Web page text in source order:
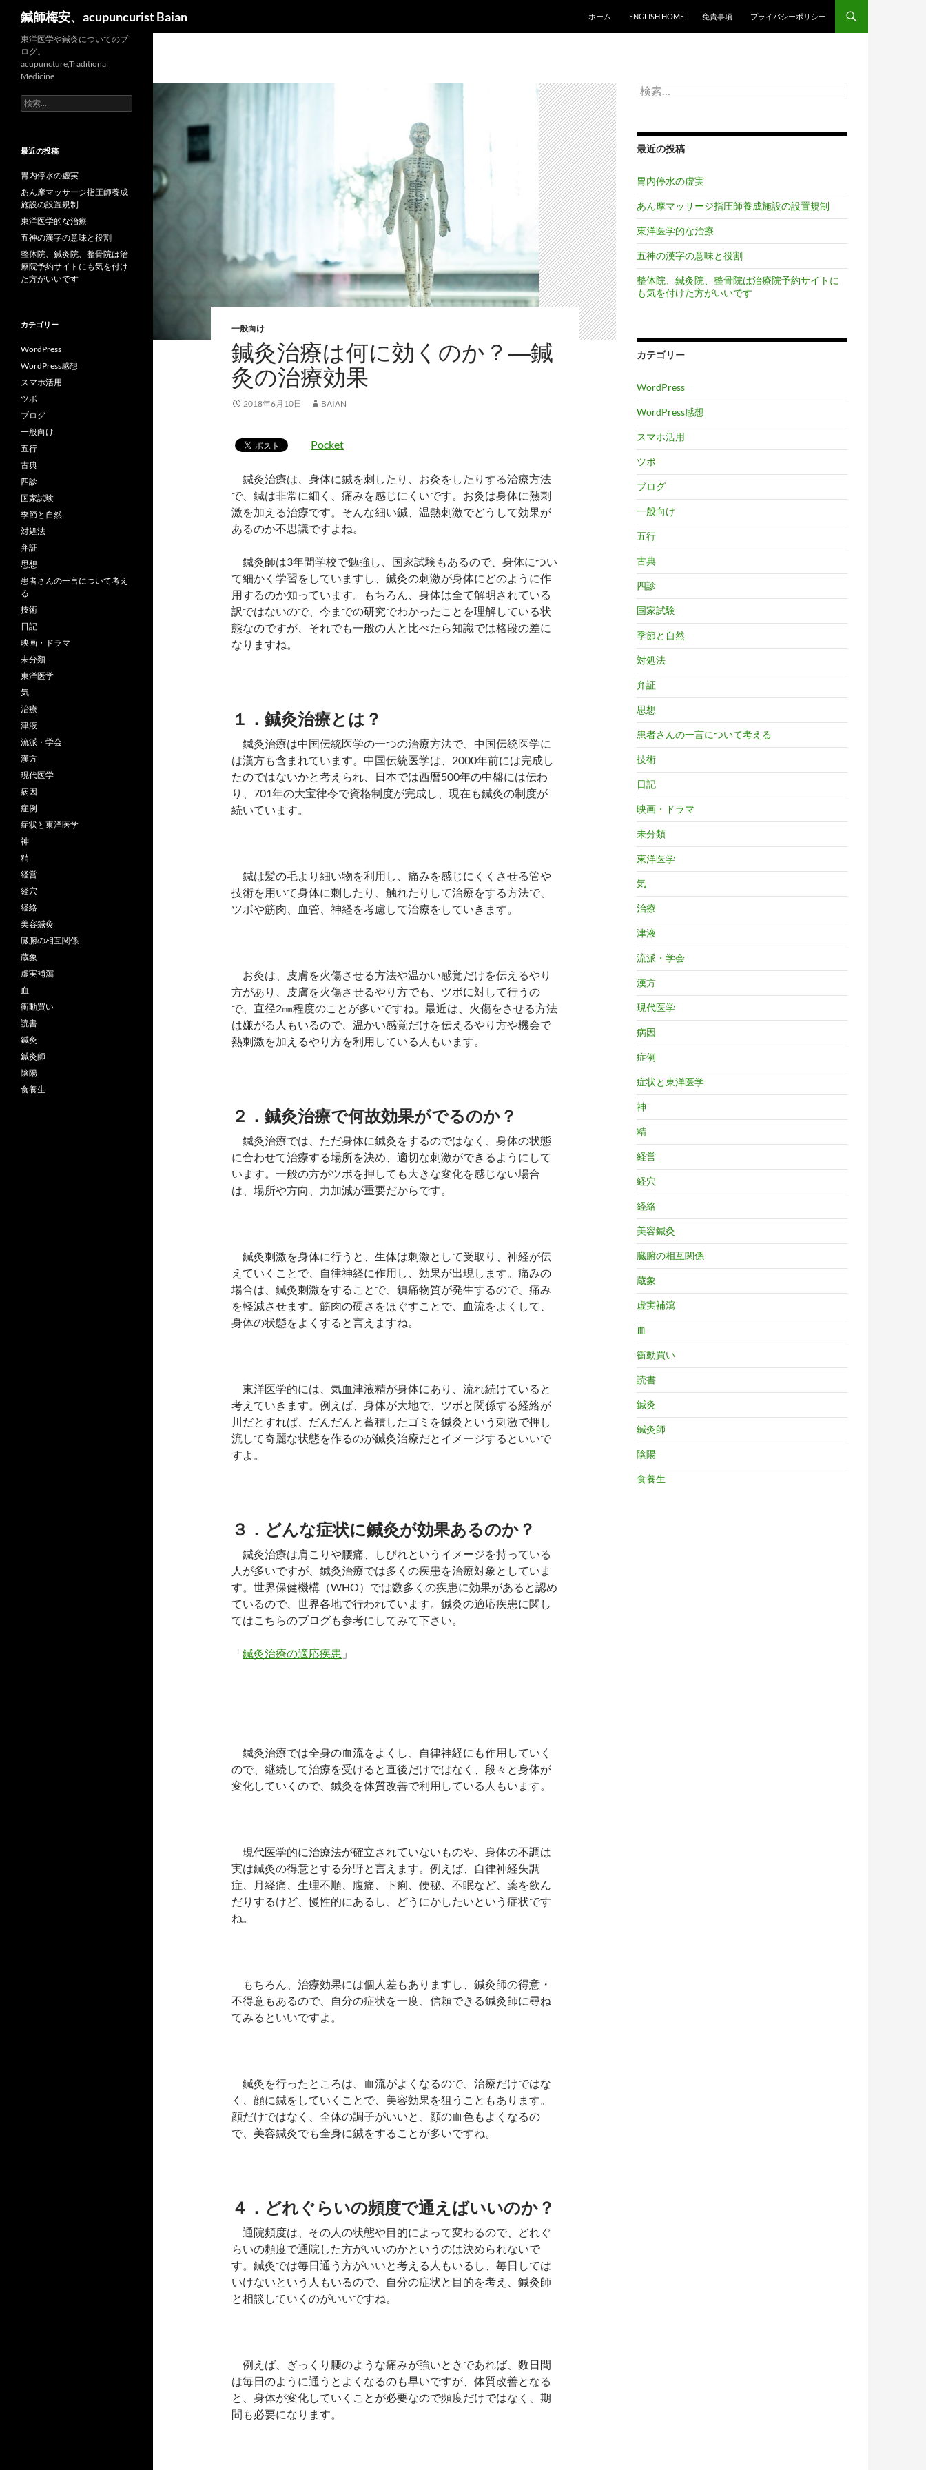
鍼師梅安、acupuncurist Baian
ホーム
ENGLISH HOME 免責事項 プライバシーポリシー
一般向け
鍼灸治療は何に効くのか？―鍼
灸の治療効果
2018年6月10日 BAIAN
Pocket
鍼灸治療は、身体に鍼を刺したり、お灸をしたりする治療方法
で、鍼は非常に細く、痛みを感じにくいです。お灸は身体に熱刺
激を加える治療です。そんな細い鍼、温熱刺激でどうして効果が
あるのか不思議ですよね。
鍼灸師は3年間学校で勉強し、国家試験もあるので、身体につい
て細かく学習をしていますし、鍼灸の刺激が身体にどのように作
用するのか知っています。もちろん、身体は全て解明されている
訳ではないので、今までの研究でわかったことを理解している状
態なのですが、それでも一般の人と比べたら知識では格段の差に
なりますね。
１．鍼灸治療とは？
鍼灸治療は中国伝統医学の一つの治療方法で、中国伝統医学に
は漢方も含まれています。中国伝統医学は、2000年前には完成し
たのではないかと考えられ、日本では西暦500年の中盤には伝わ
り、701年の大宝律令で資格制度が完成し、現在も鍼灸の制度が
続いています。
鍼は髪の毛より細い物を利用し、痛みを感じにくくさせる管や
技術を用いて身体に刺したり、触れたりして治療をする方法で、
ツボや筋肉、血管、神経を考慮して治療をしていきます。
お灸は、皮膚を火傷させる方法や温かい感覚だけを伝えるやり
方があり、皮膚を火傷させるやり方でも、ツボに対して行うの
で、直径2㎜程度のことが多いですね。最近は、火傷をさせる方法
は嫌がる人もいるので、温かい感覚だけを伝えるやり方や機会で
熱刺激を加えるやり方を利用している人もいます。
２．鍼灸治療で何故効果がでるのか？
鍼灸治療では、ただ身体に鍼灸をするのではなく、身体の状態
に合わせて治療する場所を決め、適切な刺激ができるようにして
います。一般の方がツボを押しても大きな変化を感じない場合
は、場所や方向、力加減が重要だからです。
鍼灸刺激を身体に行うと、生体は刺激として受取り、神経が伝
えていくことで、自律神経に作用し、効果が出現します。痛みの
場合は、鍼灸刺激をすることで、鎮痛物質が発生するので、痛み
を軽減させます。筋肉の硬さをほぐすことで、血流をよくして、
身体の状態をよくすると言えますね。
東洋医学的には、気血津液精が身体にあり、流れ続けていると
考えていきます。例えば、身体が大地で、ツボと関係する経絡が
川だとすれば、だんだんと蓄積したゴミを鍼灸という刺激で押し
流して奇麗な状態を作るのが鍼灸治療だとイメージするといいで
すよ。
３．どんな症状に鍼灸が効果あるのか？
鍼灸治療は肩こりや腰痛、しびれというイメージを持っている
人が多いですが、鍼灸治療では多くの疾患を治療対象としていま
す。世界保健機構（WHO）では数多くの疾患に効果があると認め
ているので、世界各地で行われています。鍼灸の適応疾患に関し
てはこちらのブログも参考にしてみて下さい。
「鍼灸治療の適応疾患 」
鍼灸治療では全身の血流をよくし、自律神経にも作用していく
ので、継続して治療を受けると直後だけではなく、段々と身体が
変化していくので、鍼灸を体質改善で利用している人もいます。
現代医学的に治療法が確立されていないものや、身体の不調は
実は鍼灸の得意とする分野と言えます。例えば、自律神経失調
症、月経痛、生理不順、腹痛、下痢、便秘、不眠など、薬を飲ん
だりするけど、慢性的にあるし、どうにかしたいという症状です
ね。
もちろん、治療効果には個人差もありますし、鍼灸師の得意・
不得意もあるので、自分の症状を一度、信頼できる鍼灸師に尋ね
てみるといいですよ。
鍼灸を行ったところは、血流がよくなるので、治療だけではな
く、顔に鍼をしていくことで、美容効果を狙うこともあります。
顔だけではなく、全体の調子がいいと、顔の血色もよくなるの
で、美容鍼灸でも全身に鍼をすることが多いですね。
４．どれぐらいの頻度で通えばいいのか？
通院頻度は、その人の状態や目的によって変わるので、どれぐ
らいの頻度で通院した方がいいのかというのは決められないで
す。鍼灸では毎日通う方がいいと考える人もいるし、毎日しては
いけないという人もいるので、自分の症状と目的を考え、鍼灸師
と相談していくのがいいですね。
例えば、ぎっくり腰のような痛みが強いときであれば、数日間
は毎日のように通うとよくなるのも早いですが、体質改善となる
と、身体が変化していくことが必要なので頻度だけではなく、期
間も必要になります。
検
索:
最近の投稿
胃内停水の虚実
あん摩マッサージ指圧師養成施設の設置規制
東洋医学的な治療
五神の漢字の意味と役割
整体院、鍼灸院、整骨院は治療院予約サイトに
も気を付けた方がいいです
カテゴリー
WordPress
WordPress感想
スマホ活用
ツボ
ブログ
一般向け
五行
古典
四診
国家試験
季節と自然
対処法
弁証
思想
患者さんの一言について考える
技術
日記
映画・ドラマ
未分類
東洋医学
気
治療
津液
流派・学会
漢方
現代医学
病因
症例
症状と東洋医学
神
精
経営
経穴
経絡
美容鍼灸
臓腑の相互関係
蔵象
虚実補瀉
血
衝動買い
読書
鍼灸
鍼灸師
陰陽
食養生
東洋医学や鍼灸についてのブ
ログ。
acupuncture,Traditional
Medicine
検
索:
最近の投稿
胃内停水の虚実
あん摩マッサージ指圧師養成
施設の設置規制
東洋医学的な治療
五神の漢字の意味と役割
整体院、鍼灸院、整骨院は治
療院予約サイトにも気を付け
た方がいいです
カテゴリー
WordPress
WordPress感想
スマホ活用
ツボ
ブログ
一般向け
五行
古典
四診
国家試験
季節と自然
対処法
弁証
思想
患者さんの一言について考え
る
技術
日記
映画・ドラマ
未分類
東洋医学
気
治療
津液
流派・学会
漢方
現代医学
病因
症例
症状と東洋医学
神
精
経営
経穴
経絡
美容鍼灸
臓腑の相互関係
蔵象
虚実補瀉
血
衝動買い
読書
鍼灸
鍼灸師
陰陽
食養生